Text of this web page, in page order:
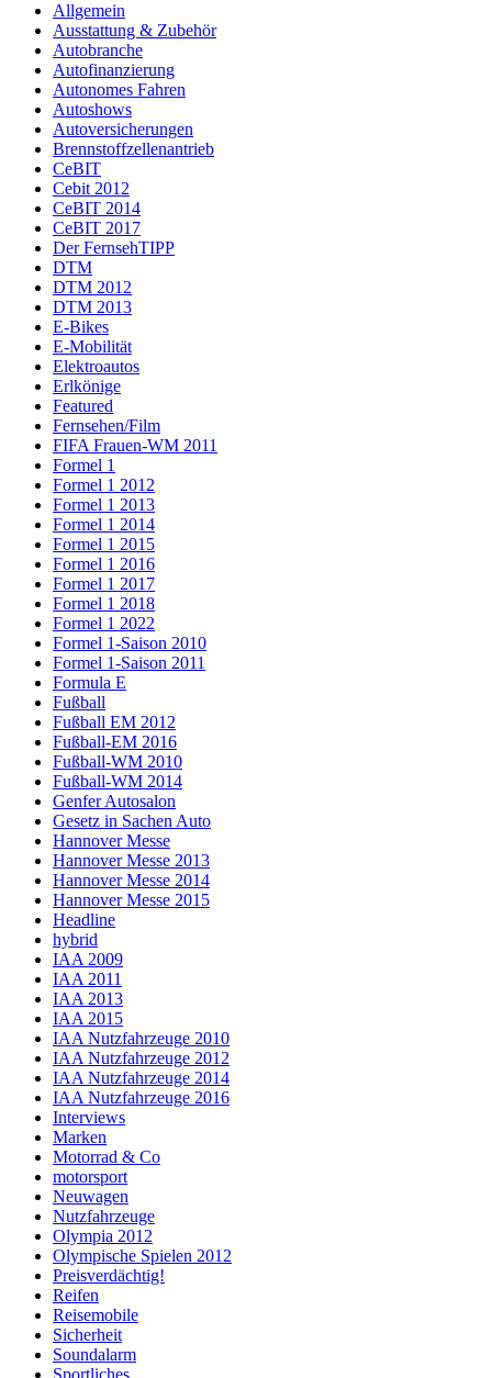
Allgemein
Ausstattung & Zubehör
Autobranche
Autofinanzierung
Autonomes Fahren
Autoshows
Autoversicherungen
Brennstoffzellenantrieb
CeBIT
Cebit 2012
CeBIT 2014
CeBIT 2017
Der FernsehTIPP
DTM
DTM 2012
DTM 2013
E-Bikes
E-Mobilität
Elektroautos
Erlkönige
Featured
Fernsehen/Film
FIFA Frauen-WM 2011
Formel 1
Formel 1 2012
Formel 1 2013
Formel 1 2014
Formel 1 2015
Formel 1 2016
Formel 1 2017
Formel 1 2018
Formel 1 2022
Formel 1-Saison 2010
Formel 1-Saison 2011
Formula E
Fußball
Fußball EM 2012
Fußball-EM 2016
Fußball-WM 2010
Fußball-WM 2014
Genfer Autosalon
Gesetz in Sachen Auto
Hannover Messe
Hannover Messe 2013
Hannover Messe 2014
Hannover Messe 2015
Headline
hybrid
IAA 2009
IAA 2011
IAA 2013
IAA 2015
IAA Nutzfahrzeuge 2010
IAA Nutzfahrzeuge 2012
IAA Nutzfahrzeuge 2014
IAA Nutzfahrzeuge 2016
Interviews
Marken
Motorrad & Co
motorsport
Neuwagen
Nutzfahrzeuge
Olympia 2012
Olympische Spielen 2012
Preisverdächtig!
Reifen
Reisemobile
Sicherheit
Soundalarm